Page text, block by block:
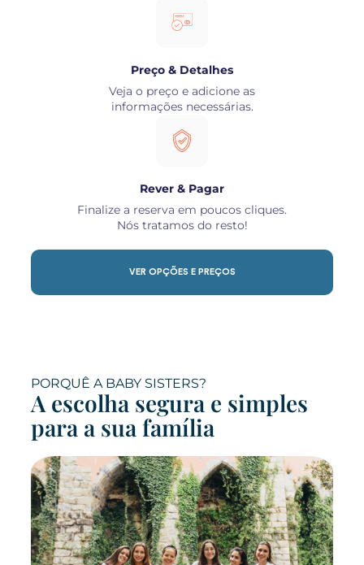
Preço & Detalhes
Veja o preço e adicione as
informações necessárias.
Rever & Pagar
Finalize a reserva em poucos cliques.
Nós tratamos do resto!
VER OPÇÕES E PREÇOS
PORQUÊ A BABY SISTERS?
A escolha segura e simples
para a sua família